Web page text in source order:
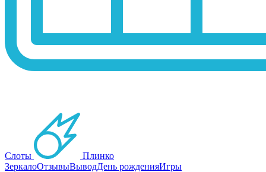
Слоты
Плинко
ЗеркалоОтзывыВыводДень рожденияИгры